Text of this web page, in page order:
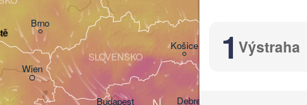
1 Výstraha
Brno
Wien
Budapest Debrecen
Košice
SLOVENSKO